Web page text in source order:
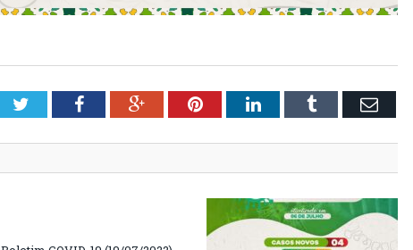
TwitterFacebookGoogle+PinterestLinkedInTumblr Email